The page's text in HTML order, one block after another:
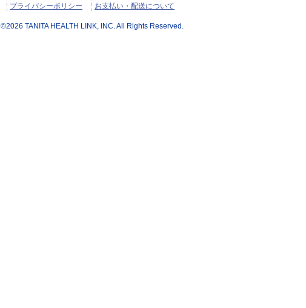
お支払い・配送について
プライバシーポリシー
©2026 TANITA HEALTH LINK, INC. All Rights Reserved.